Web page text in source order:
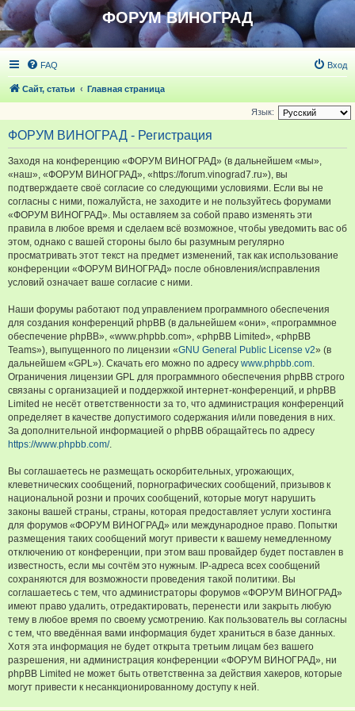
ФОРУМ ВИНОГРАД
FAQ Вход
Сайт, статьи Главная страница
Язык:
ФОРУМ ВИНОГРАД - Регистрация
Заходя на конференцию «ФОРУМ ВИНОГРАД» (в дальнейшем «мы»,
«наш», «ФОРУМ ВИНОГРАД», «https://forum.vinograd7.ru»), вы
подтверждаете своё согласие со следующими условиями. Если вы не
согласны с ними, пожалуйста, не заходите и не пользуйтесь форумами
«ФОРУМ ВИНОГРАД». Мы оставляем за собой право изменять эти
правила в любое время и сделаем всё возможное, чтобы уведомить вас об
этом, однако с вашей стороны было бы разумным регулярно
просматривать этот текст на предмет изменений, так как использование
конференции «ФОРУМ ВИНОГРАД» после обновления/исправления
условий означает ваше согласие с ними.
Наши форумы работают под управлением программного обеспечения
для создания конференций phpBB (в дальнейшем «они», «программное
обеспечение phpBB», «www.phpbb.com», «phpBB Limited», «phpBB
Teams»), выпущенного по лицензии «GNU General Public License v2» (в
дальнейшем «GPL»). Скачать его можно по адресу www.phpbb.com.
Ограничения лицензии GPL для программного обеспечения phpBB строго
связаны с организацией и поддержкой интернет-конференций, и phpBB
Limited не несёт ответственности за то, что администрация конференций
определяет в качестве допустимого содержания и/или поведения в них.
За дополнительной информацией о phpBB обращайтесь по адресу
https://www.phpbb.com/.
Вы соглашаетесь не размещать оскорбительных, угрожающих,
клеветнических сообщений, порнографических сообщений, призывов к
национальной розни и прочих сообщений, которые могут нарушить
законы вашей страны, страны, которая предоставляет услуги хостинга
для форумов «ФОРУМ ВИНОГРАД» или международное право. Попытки
размещения таких сообщений могут привести к вашему немедленному
отключению от конференции, при этом ваш провайдер будет поставлен в
известность, если мы сочтём это нужным. IP-адреса всех сообщений
сохраняются для возможности проведения такой политики. Вы
соглашаетесь с тем, что администраторы форумов «ФОРУМ ВИНОГРАД»
имеют право удалить, отредактировать, перенести или закрыть любую
тему в любое время по своему усмотрению. Как пользователь вы согласны
с тем, что введённая вами информация будет храниться в базе данных.
Хотя эта информация не будет открыта третьим лицам без вашего
разрешения, ни администрация конференции «ФОРУМ ВИНОГРАД», ни
phpBB Limited не может быть ответственна за действия хакеров, которые
могут привести к несанкционированному доступу к ней.